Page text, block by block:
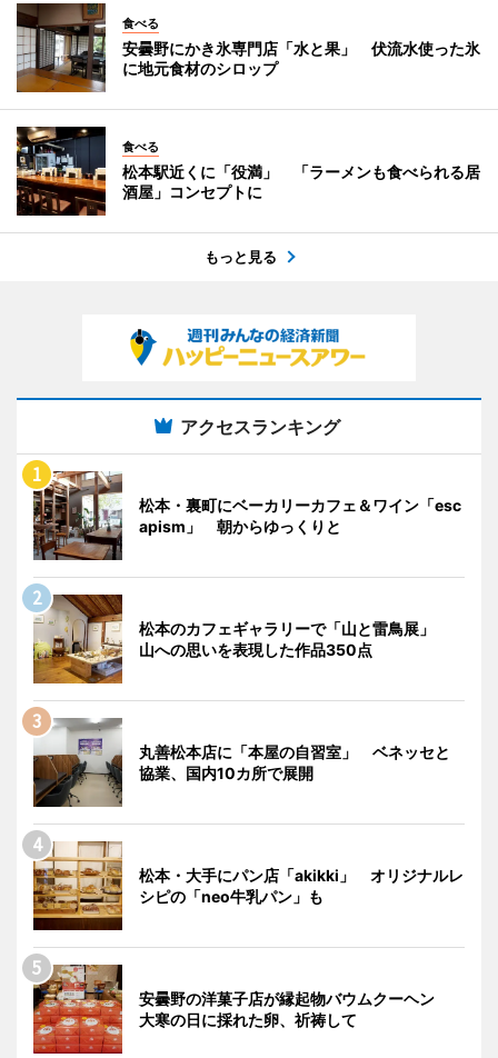
食べる
安曇野にかき氷専門店「水と果」 伏流水使った氷
に地元食材のシロップ
食べる
松本駅近くに「役満」 「ラーメンも食べられる居
酒屋」コンセプトに
もっと見る
アクセスランキング
松本・裏町にベーカリーカフェ＆ワイン「esc
apism」 朝からゆっくりと
松本のカフェギャラリーで「山と雷鳥展」
山への思いを表現した作品350点
丸善松本店に「本屋の自習室」 ベネッセと
協業、国内10カ所で展開
松本・大手にパン店「akikki」 オリジナルレ
シピの「neo牛乳パン」も
安曇野の洋菓子店が縁起物バウムクーヘン
大寒の日に採れた卵、祈祷して